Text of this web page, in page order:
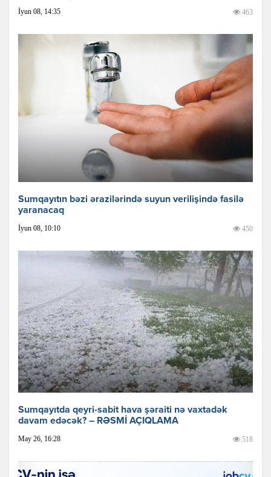
İyun 08, 14:35 463
Sumqayıtın bəzi ərazilərində suyun verilişində fasilə
yaranacaq
İyun 08, 10:10 450
Sumqayıtda qeyri-sabit hava şəraiti nə vaxtadək
davam edəcək? – RƏSMİ AÇIQLAMA
May 26, 16:28 518